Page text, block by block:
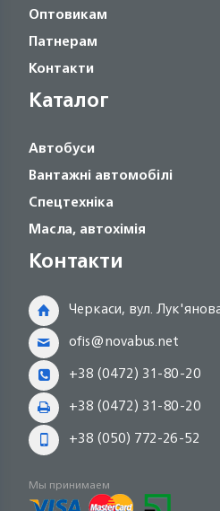
Оптовикам
Патнерам
Контакти
Каталог
Автобуси
Вантажні автомобілі
Спецтехніка
Масла, автохімія
Контакти
Черкаси, вул.
ofis@novabus.net
+38 (0472) 31-80-20
+38 (0472) 31-80-20
+38 (050) 772-26-52
Мы принимаем